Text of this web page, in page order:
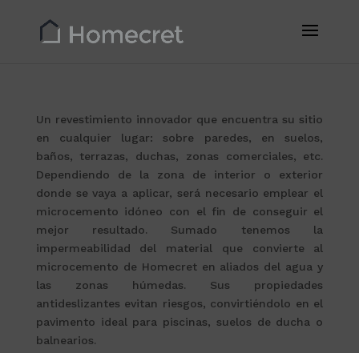
Un revestimiento innovador que encuentra su sitio
en cualquier lugar: sobre paredes, en suelos,
baños, terrazas, duchas, zonas comerciales, etc.
Dependiendo de la zona de interior o exterior
donde se vaya a aplicar, será necesario emplear el
microcemento idóneo con el fin de conseguir el
mejor resultado. Sumado tenemos la
impermeabilidad del material que convierte al
microcemento de Homecret en aliados del agua y
las zonas húmedas. Sus propiedades
antideslizantes evitan riesgos, convirtiéndolo en el
pavimento ideal para piscinas, suelos de ducha o
balnearios.